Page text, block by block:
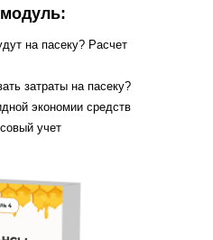
на пасеку? Расчет
затраты на пасеку?
экономии средств
учет